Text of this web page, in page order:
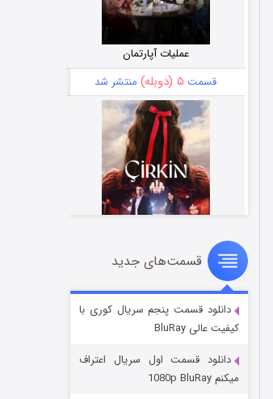
عملیات آپارتمان
قسمت ۵ (دوبله) منتشر شد
سریال زشت
قسمت۲ (زیرنویس) منتشر شد
قسمت‌های جدید
دانلود قسمت پنجم سریال کوری با
کیفیت عالی BluRay
دانلود قسمت اول سریال اعتراف
میکنم 1080p BluRay